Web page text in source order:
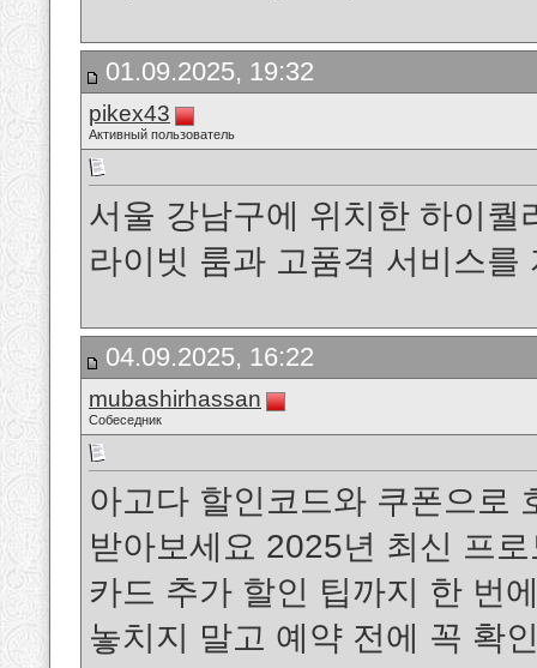
01.09.2025, 19:32
pikex43
Активный пользователь
서울 강남구에 위치한 하이
라이빗 룸과 고품격 서비스를
04.09.2025, 16:22
mubashirhassan
Собеседник
아고다 할인코드와 쿠폰으로
받아보세요 2025년 최신 프
카드 추가 할인 팁까지 한 번
놓치지 말고 예약 전에 꼭 확